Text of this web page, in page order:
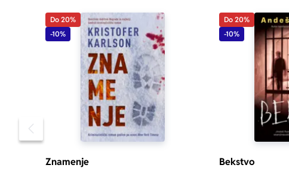
Pomeranje sadržaja slajdera u levo
Do 20%
-10%
Znamenje
Do 20%
-10%
Bekstvo